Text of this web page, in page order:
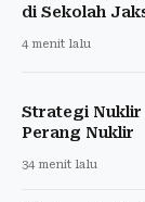
di Sekolah
4 menit lalu
Strategi Nuklir
Perang Nuklir
34 menit lalu